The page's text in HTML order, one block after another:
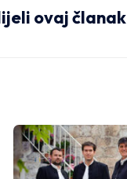
ovaj članak